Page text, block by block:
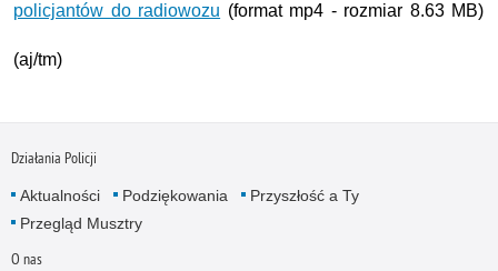
policjantów do radiowozu (format mp4 - rozmiar 8.63 MB)
(aj/tm)
Działania Policji
Aktualności Podziękowania
Przyszłość a Ty
Przegląd Musztry
O nas